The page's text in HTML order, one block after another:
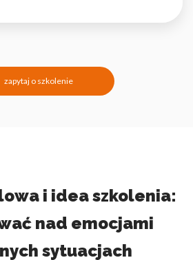
zapytaj o szkolenie
i idea szkolenia:
nad emocjami
sytuacjach